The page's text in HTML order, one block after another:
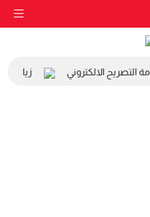
الالكتروني زيارة